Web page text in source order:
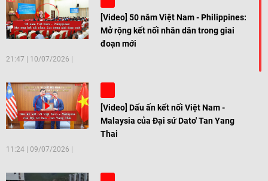
[Video] 50 năm Việt Nam - Philippines:
Mở rộng kết nối nhân dân trong giai
đoạn mới
21:47 10/07/2026
[Video] Dấu ấn kết nối Việt Nam -
Malaysia của Đại sứ Dato' Tan Yang
Thai
11:24 09/07/2026